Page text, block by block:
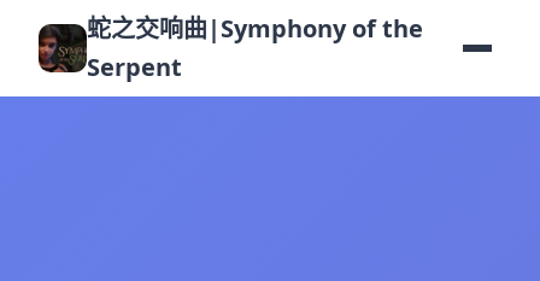
蛇之交响曲|Symphony of the
Serpent